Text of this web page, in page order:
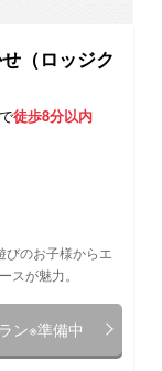
（ロッジク
徒歩8分以内
のお子様からエ
スが魅力。
ン※準備中